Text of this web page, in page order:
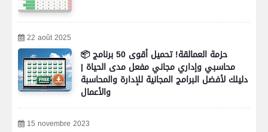
22 août 2025
📦 حزمة العمالقة! تحميل أقوى 50 برنامج
محاسبي وإداري مجاني مفعل مدى الحياة |
دليلك لأفضل البرامج المجانية للإدارة والمحاسبة
والأعمال
15 novembre 2023